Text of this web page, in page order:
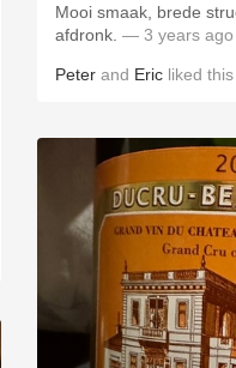
Mooi smaak, brede
afdronk. — 3 years ago
Peter and Eric liked this